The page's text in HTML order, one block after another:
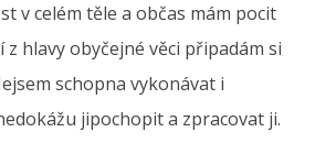
v celém těle a občas mám pocit
z hlavy obyčejné věci připadám si
schopna vykonávat i
jipochopit a zpracovat ji.